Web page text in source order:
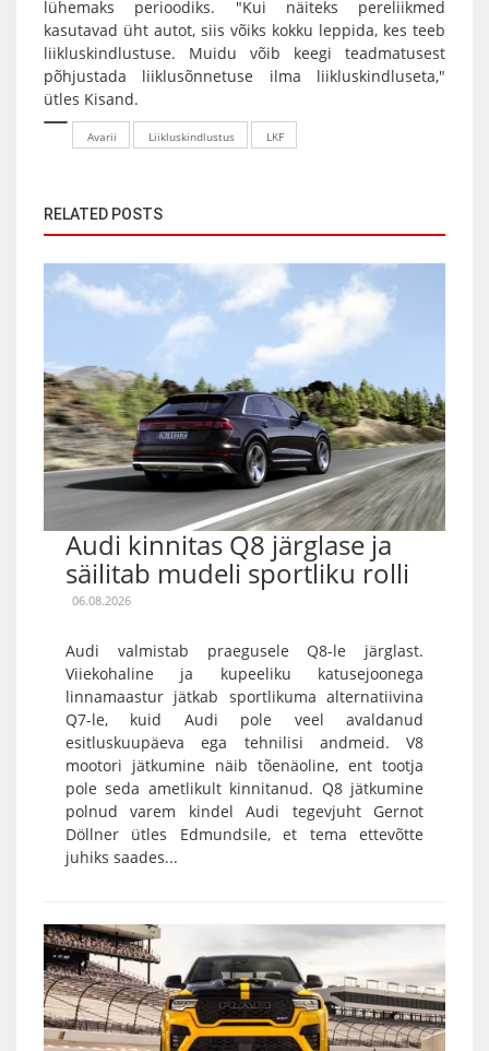
lühemaks perioodiks. "Kui näiteks pereliikmed
kasutavad üht autot, siis võiks kokku leppida, kes teeb
liikluskindlustuse. Muidu võib keegi teadmatusest
põhjustada liiklusõnnetuse ilma liikluskindluseta,"
ütles Kisand.
Avarii Liikluskindlustus LKF
RELATED POSTS
Audi kinnitas Q8 järglase ja
säilitab mudeli sportliku rolli
06.08.2026
Audi valmistab praegusele Q8-le järglast.
Viiekohaline ja kupeeliku katusejoonega
linnamaastur jätkab sportlikuma alternatiivina
Q7-le, kuid Audi pole veel avaldanud
esitluskuupäeva ega tehnilisi andmeid. V8
mootori jätkumine näib tõenäoline, ent tootja
pole seda ametlikult kinnitanud. Q8 jätkumine
polnud varem kindel Audi tegevjuht Gernot
Döllner ütles Edmundsile, et tema ettevõtte
juhiks saades...